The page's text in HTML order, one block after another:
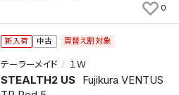
0
新入荷 中古 買替え割対象
テーラーメイド １Ｗ
STEALTH2 US
Fujikura VENTUS